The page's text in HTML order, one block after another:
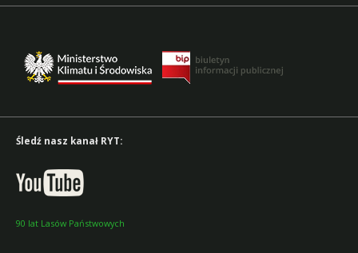
Śledź nasz kanał RYT:
90 lat Lasów Państwowych